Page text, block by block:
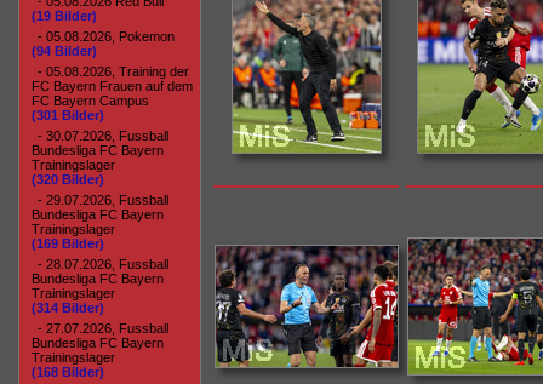
(19 Bilder)
- 05.08.2026, Pokemon
(94 Bilder)
- 05.08.2026, Training der
FC Bayern Frauen auf dem
FC Bayern Campus
(301 Bilder)
- 30.07.2026, Fussball
Bundesliga FC Bayern
Trainingslager
(320 Bilder)
- 29.07.2026, Fussball
Bundesliga FC Bayern
Trainingslager
(169 Bilder)
- 28.07.2026, Fussball
Bundesliga FC Bayern
Trainingslager
(314 Bilder)
- 27.07.2026, Fussball
Bundesliga FC Bayern
Trainingslager
(168 Bilder)